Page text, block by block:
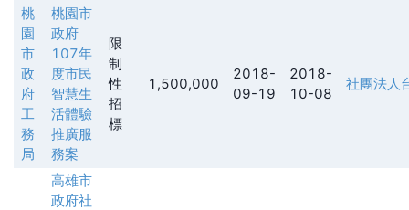
桃
園
市
政
府
工
務
局
桃園市
政府
107年
度市民
智慧生
活體驗
推廣服
務案
限
制
性
招
標
1,500,000
2018-
09-19
2018-
10-08
社團法人
高雄市
政府社